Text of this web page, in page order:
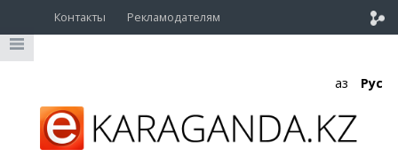
Контакты Рекламодателям
Қаз Рус